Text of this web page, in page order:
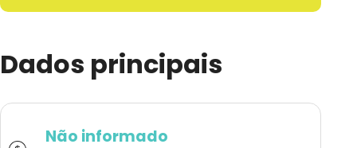
Dados principais
Não informado